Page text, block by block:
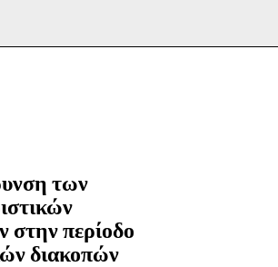
των
στην περίοδο
διακοπών